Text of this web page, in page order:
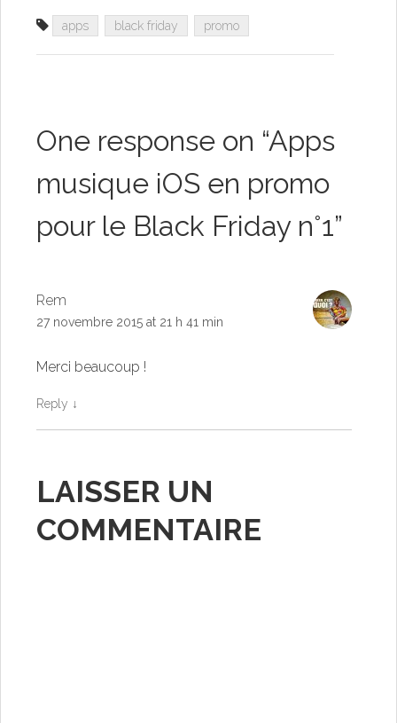
apps black friday promo
One response on “Apps
musique iOS en promo
pour le Black Friday n°1”
Rem
27 novembre 2015 at 21 h 41 min
Merci beaucoup !
Reply ↓
LAISSER UN
COMMENTAIRE